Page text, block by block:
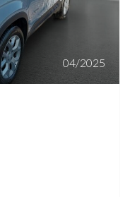
04/2025